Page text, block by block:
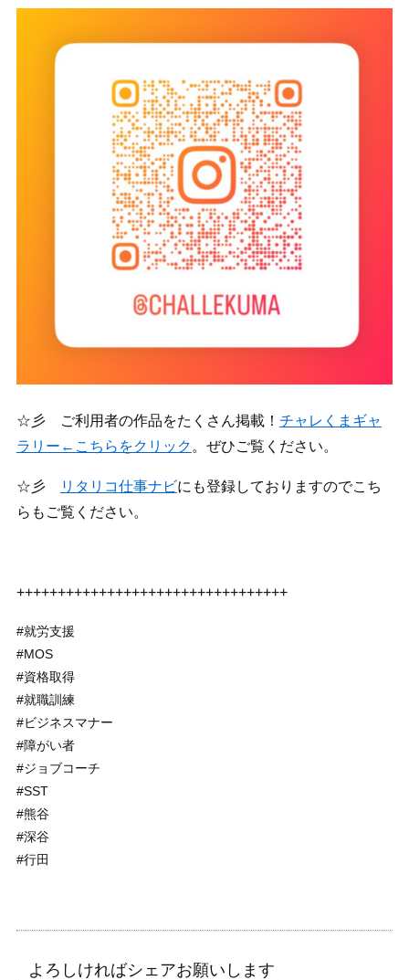
☆彡 ご利用者の作品をたくさん掲載！ チャレくまギャ
ラリー←こちらをクリック 。ぜひご覧ください。
☆彡 リタリコ仕事ナビにも登録しておりますのでこち
らもご覧ください。
+++++++++++++++++++++++++++++++++
#就労支援
#MOS
#資格取得
#就職訓練
#ビジネスマナー
#障がい者
#ジョブコーチ
#SST
#熊谷
#深谷
#行田
よろしければシェアお願いします